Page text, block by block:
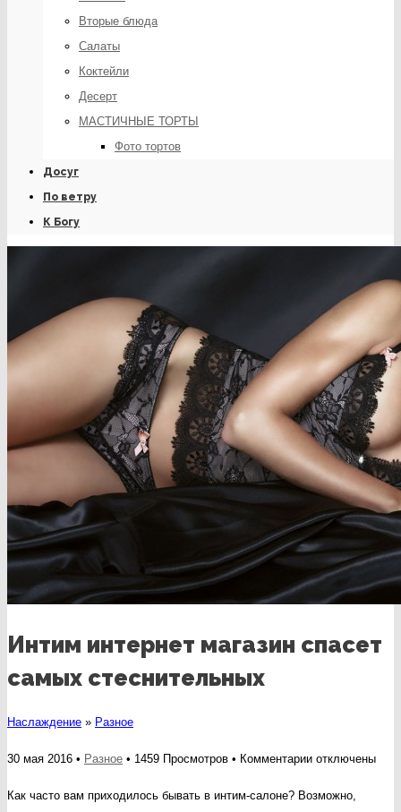
Вторые блюда
Салаты
Коктейли
Десерт
МАСТИЧНЫЕ ТОРТЫ
Фото тортов
Досуг
По ветру
К Богу
Интим интернет магазин спасет
самых стеснительных
Наслаждение » Разное
30 мая 2016 • Разное • 1459 Просмотров • Комментариикотключены
Как часто вам приходилось бывать в интим-салоне? Возможно,